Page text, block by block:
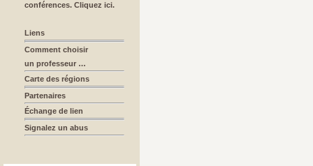
conférences. Cliquez ici.
Liens
Comment choisir
un professeur …
Carte des régions
Partenaires
Échange de lien
Signalez un abus